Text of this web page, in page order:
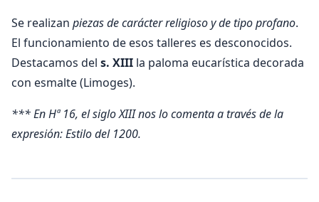
Se realizan piezas de carácter religioso y de tipo profano.
El funcionamiento de esos talleres es desconocidos.
Destacamos del s. XIII la paloma eucarística decorada
con esmalte (Limoges).
*** En Hª 16, el siglo XIII nos lo comenta a través de la
expresión: Estilo del 1200.